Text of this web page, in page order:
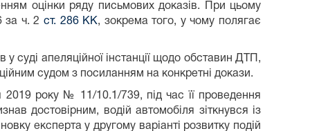
оцінки ряду письмових доказів. При цьому
за ч. 2 ст. 286 КК, зокрема того, у чому полягає
суді апеляційної інстанції щодо обставин ДТП,
судом з посиланням на конкретні докази.
2019 року № 11/10.1/739, під час її проведення
достовірним, водій автомобіля зіткнувся із
експерта у другому варіанті розвитку подій